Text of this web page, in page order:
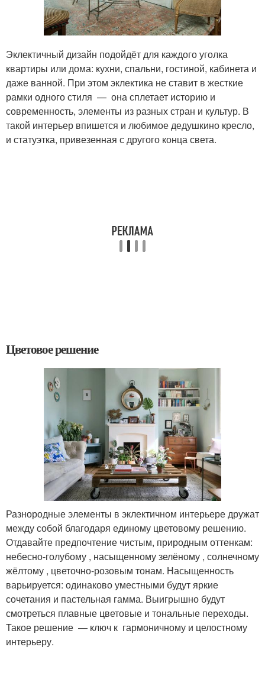
Эклектичный дизайн подойдёт для каждого уголка
квартиры или дома: кухни, спальни, гостиной, кабинета и
даже ванной. При этом эклектика не ставит в жесткие
рамки одного стиля — она сплетает историю и
современность, элементы из разных стран и культур. В
такой интерьер впишется и любимое дедушкино кресло,
и статуэтка, привезенная с другого конца света.
Цветовое решение
Разнородные элементы в эклектичном интерьере дружат
между собой благодаря единому цветовому решению.
Отдавайте предпочтение чистым, природным оттенкам:
небесно-голубому , насыщенному зелёному , солнечному
жёлтому , цветочно-розовым тонам. Насыщенность
варьируется: одинаково уместными будут яркие
сочетания и пастельная гамма. Выигрышно будут
смотреться плавные цветовые и тональные переходы.
Такое решение — ключ к гармоничному и целостному
интерьеру.